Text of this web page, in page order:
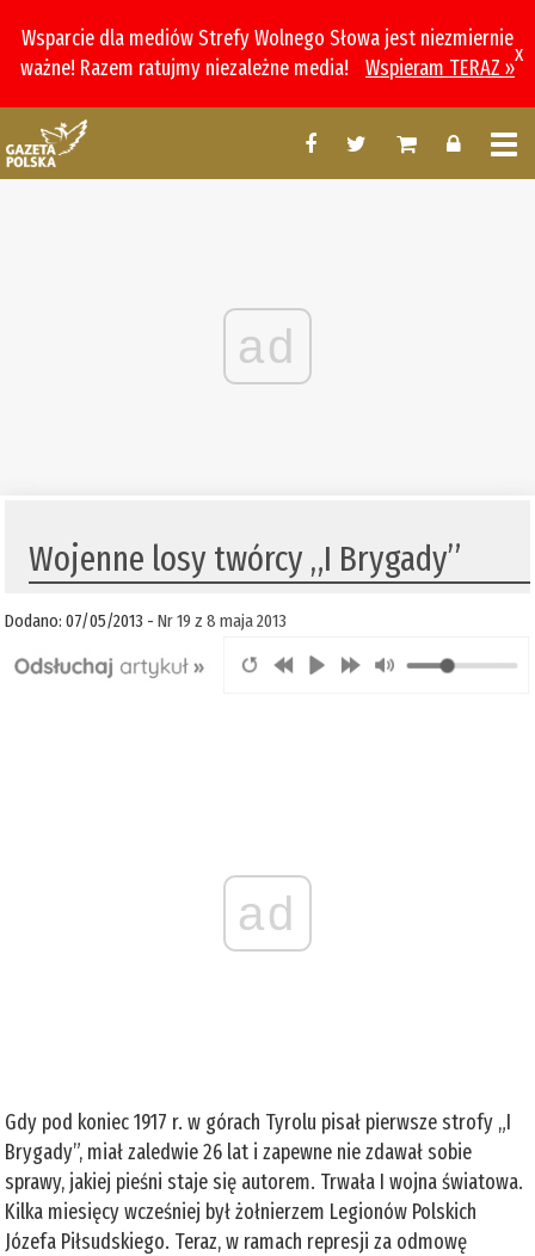
Wsparcie dla mediów Strefy Wolnego Słowa jest niezmiernie
ważne! Razem ratujmy niezależne media!
Wspieram TERAZ »
x
ad
Wojenne losy twórcy „I Brygady”
Dodano: 07/05/2013 -Nr 19 z 8 maja 2013
ad
Gdy pod koniec 1917 r. w górach Tyrolu pisał pierwsze strofy „I
Brygady”, miał zaledwie 26 lat i zapewne nie zdawał sobie
sprawy, jakiej pieśni staje się autorem. Trwała I wojna światowa.
Kilka miesięcy wcześniej był żołnierzem Legionów Polskich
Józefa Piłsudskiego. Teraz, w ramach represji za odmowę